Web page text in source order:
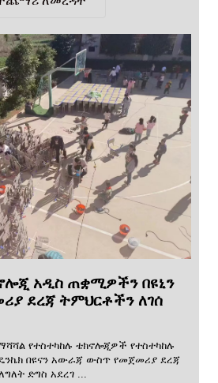
አዲስ ጠቋሚዎችን በዩኒን
ደረጃ ትምህርቶችን ለገሰ
የተስተካከሉ ቴክኖሎጂዎች የተስተካከሉ
በዩናን አውራጃ ውስጥ የመጀመሪያ ደረጃ
ድግስ አደረገ ...